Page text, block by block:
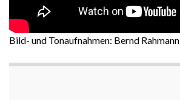
Bild- und Tonaufnahmen: Bernd Rahmann